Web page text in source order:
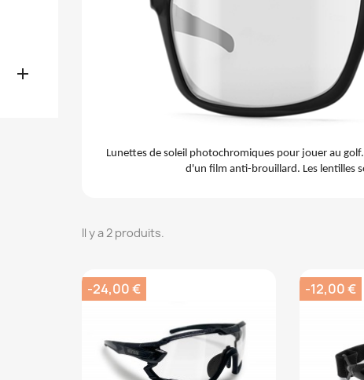

Lunettes de soleil photochromiques pour jouer au
d'un film anti-brouillard. Les lentilles
Il y a 2 produits.
-24,00 € -12,00 €